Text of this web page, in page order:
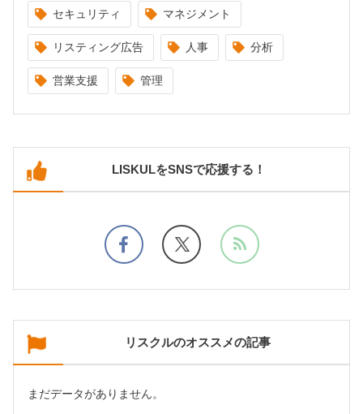
セキュリティ マネジメント
リスティング広告 人事 分析
営業支援 管理
LISKULをSNSで応援する！
リスクルのオススメの記事
まだデータがありません。